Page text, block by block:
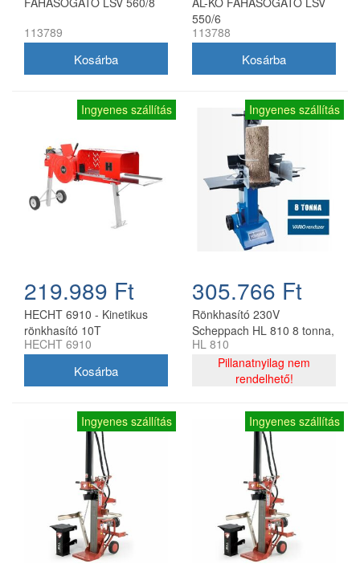
113789
550/6
113788
Ingyenes szállítás
219.989 Ft
HECHT 6910 - Kinetikus
rönkhasító 10T
HECHT 6910
Ingyenes szállítás
305.766 Ft
Rönkhasító 230V
Scheppach HL 810 8 tonna,
3500w, függőleges
HL 810
Pillanatnyilag nem
rendelhető!
Ingyenes szállítás Ingyenes szállítás